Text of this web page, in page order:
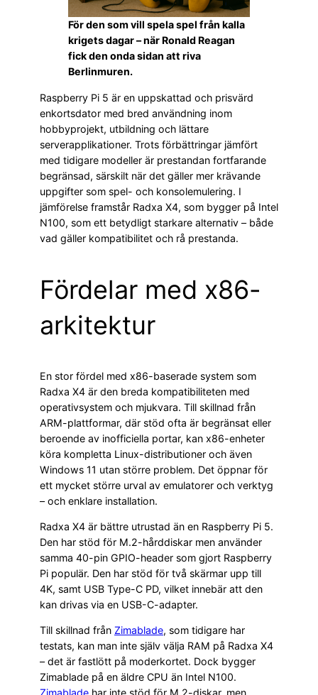
För den som vill spela spel från kalla
krigets dagar – när Ronald Reagan
fick den onda sidan att riva
Berlinmuren.
Raspberry Pi 5 är en uppskattad och prisvärd
enkortsdator med bred användning inom
hobbyprojekt, utbildning och lättare
serverapplikationer. Trots förbättringar jämfört
med tidigare modeller är prestandan fortfarande
begränsad, särskilt när det gäller mer krävande
uppgifter som spel- och konsolemulering. I
jämförelse framstår Radxa X4, som bygger på Intel
N100, som ett betydligt starkare alternativ – både
vad gäller kompatibilitet och rå prestanda.
Fördelar med x86-
arkitektur
En stor fördel med x86-baserade system som
Radxa X4 är den breda kompatibiliteten med
operativsystem och mjukvara. Till skillnad från
ARM-plattformar, där stöd ofta är begränsat eller
beroende av inofficiella portar, kan x86-enheter
köra kompletta Linux-distributioner och även
Windows 11 utan större problem. Det öppnar för
ett mycket större urval av emulatorer och verktyg
– och enklare installation.
Radxa X4 är bättre utrustad än en Raspberry Pi 5.
Den har stöd för M.2-hårddiskar men använder
samma 40-pin GPIO-header som gjort Raspberry
Pi populär. Den har stöd för två skärmar upp till
4K, samt USB Type-C PD, vilket innebär att den
kan drivas via en USB-C-adapter.
Till skillnad från Zimablade, som tidigare har
testats, kan man inte själv välja RAM på Radxa X4
– det är fastlött på moderkortet. Dock bygger
Zimablade på en äldre CPU än Intel N100.